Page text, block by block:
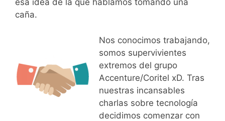
esa idea de la que hablamos tomando una
caña.
Nos conocimos trabajando,
somos supervivientes
extremos del grupo
Accenture/Coritel xD. Tras
nuestras incansables
charlas sobre tecnología
decidimos comenzar con